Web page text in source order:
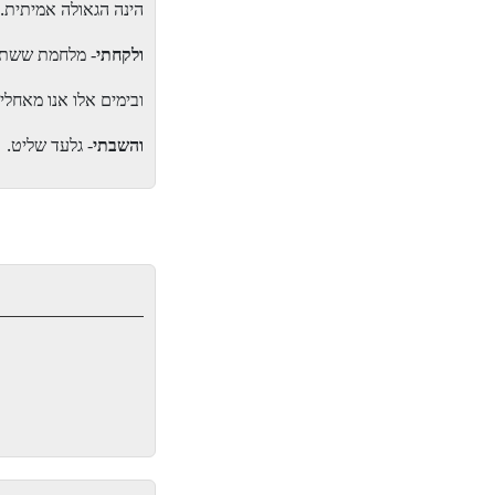
הינה הגאולה אמיתית.
ולקחתי- מלחמת ששת
ובימים אלו אנו
והשבתי- גלעד שליט.